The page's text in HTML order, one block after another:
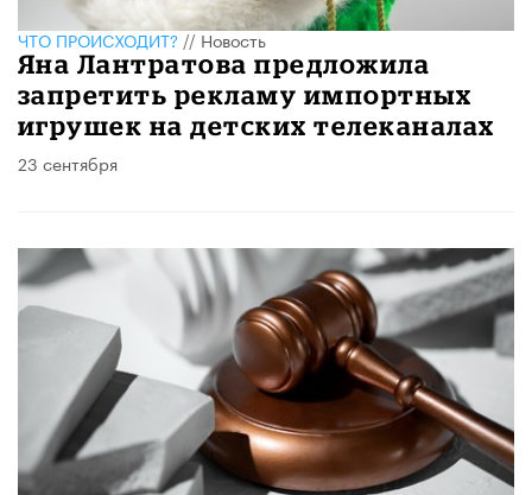
ЧТО ПРОИСХОДИТ?//Новость
Яна Лантратова предложила
запретить рекламу импортных
игрушек на детских телеканалах
23 сентября